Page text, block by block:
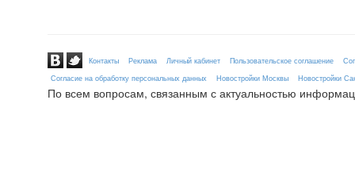
Контакты Реклама Личный кабинет Пользовательское соглашение
Согласие на обработку персональных данных
Новостройки Москвы Новостройки
По всем вопросам, связанным с актуальностью